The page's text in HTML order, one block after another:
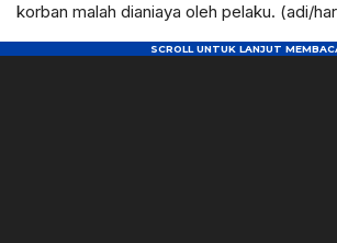
korban malah dianiaya oleh pelaku. (adi/